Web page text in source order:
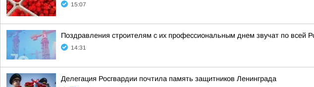
15:07
Поздравления строителям с их профессиональным днем звучат по всей
14:31
Делегация Росгвардии почтила память защитников Ленинграда